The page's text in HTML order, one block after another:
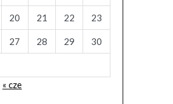
20 21 22 23
27 28 29 30
« cze